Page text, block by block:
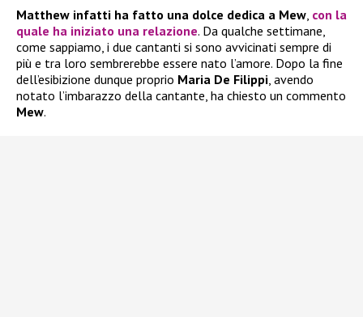
Matthew infatti ha fatto una dolce dedica a Mew, con la
quale ha iniziato una relazione. Da qualche settimane,
come sappiamo, i due cantanti si sono avvicinati sempre di
più e tra loro sembrerebbe essere nato l’amore. Dopo la fine
dell’esibizione dunque proprio Maria De Filippi, avendo
notato l’imbarazzo della cantante, ha chiesto un commento
Mew.